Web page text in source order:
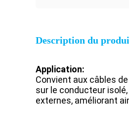
Description du
Application:
Convient aux câbles
sur le conducteur
externes, améliorant